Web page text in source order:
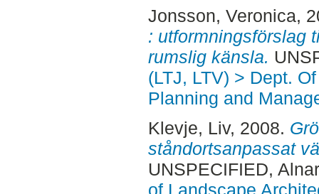
Jonsson, Veronica,
: utformningsförslag
rumslig känsla.
(LTJ, LTV) > Dept.
Planning and
Klevje, Liv, 2008.
ståndortsanpassat
UNSPECIFIED,
of Landscape